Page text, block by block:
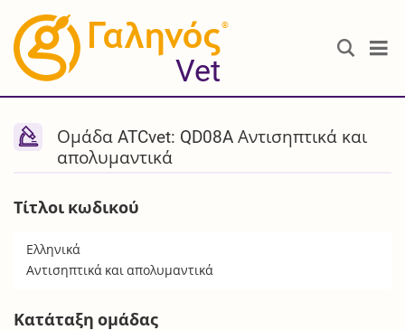
®
Vet
Ομάδα ATCvet: QD08A Αντισηπτικά και
απολυμαντικά
Τίτλοι κωδικού
Ελληνικά
Αντισηπτικά και απολυμαντικά
Κατάταξη ομάδας